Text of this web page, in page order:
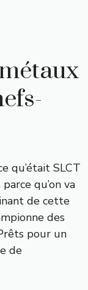
qu’était SLCT
qu’on va
de cette
des
pour un
de